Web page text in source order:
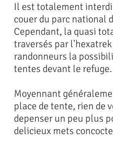
Il est totalement
couer du parc national
Cependant, la quasi
traversés par
randonneurs la
tentes devant le refuge.
Moyennant
place de tente, rien de
depenser un peu plus
delicieux mets